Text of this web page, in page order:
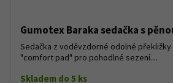
Gumotex Baraka sedačka s
Sedačka z voděvzdorné odolné překližky
"comfort pad" pro pohodlné sezení....
Skladem do 5 ks